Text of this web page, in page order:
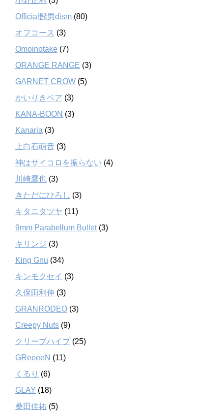
Official髭男dism (80)
オフコース (3)
Omoinotake (7)
ORANGE RANGE (3)
GARNET CROW (5)
かいりきベア (3)
KANA-BOON (3)
Kanaria (3)
上白石萌音 (3)
神はサイコロを振らない (4)
川崎鷹也 (3)
きただにひろし (3)
キタニタツヤ (11)
9mm Parabellum Bullet(3)
キリンジ (3)
King Gnu (34)
キンモクセイ (3)
久保田利伸 (3)
GRANRODEO (3)
Creepy Nuts (9)
クリープハイプ(25)
GReeeeN (11)
くるり (6)
GLAY (18)
桑田佳祐 (5)